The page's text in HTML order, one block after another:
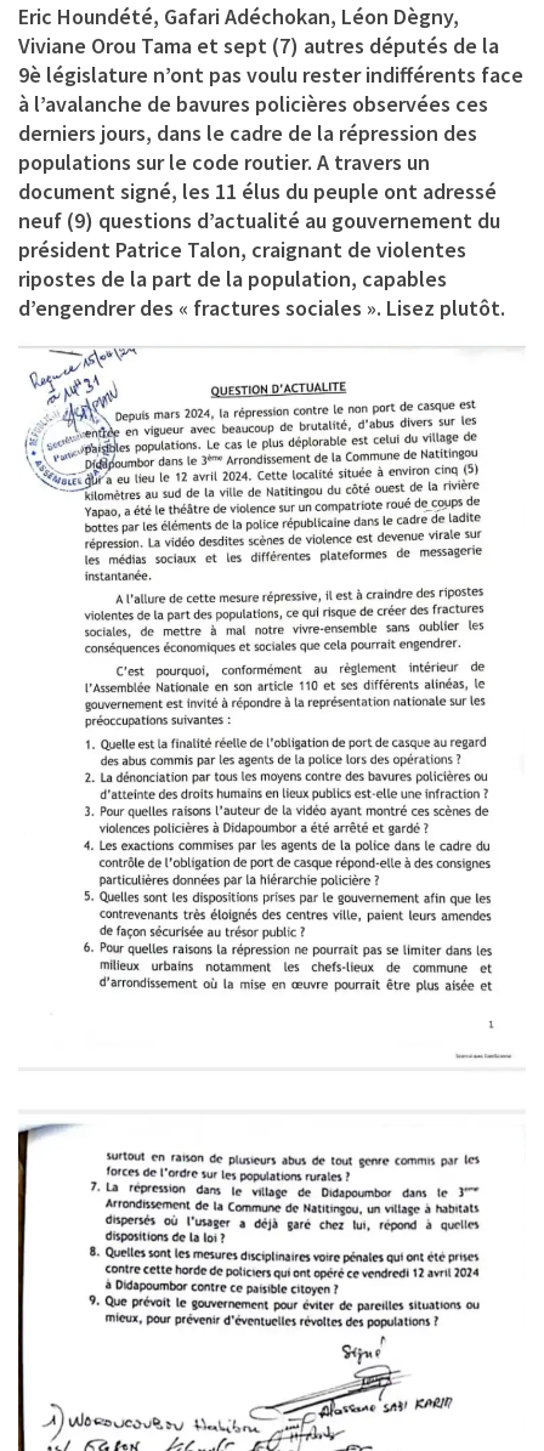
Eric Houndété, Gafari Adéchokan, Léon Dègny,
Viviane Orou Tama et sept (7) autres députés de la
9è législature n’ont pas voulu rester indifférents face
à l’avalanche de bavures policières observées ces
derniers jours, dans le cadre de la répression des
populations sur le code routier. A travers un
document signé, les 11 élus du peuple ont adressé
neuf (9) questions d’actualité au gouvernement du
président Patrice Talon, craignant de violentes
ripostes de la part de la population, capables
d’engendrer des « fractures sociales ». Lisez plutôt.